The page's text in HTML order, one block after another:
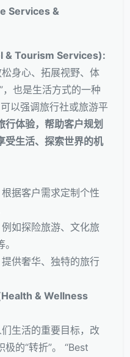
Services &
& Tourism Services):
身心、拓展视野、体
，也是生活方式的一种
以强调旅行社或旅游平
行体验，帮助客户规划
受生活、探索世界的机
根据客户需求定制个性
例如探险旅游、文化旅
提供奢华、独特的旅行
& Wellness
生活的重要目标，改
的“转折”。 “Best